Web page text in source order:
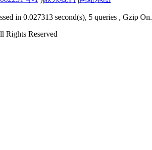
in 0.027313 second(s), 5 queries , Gzip On.
Rights Reserved